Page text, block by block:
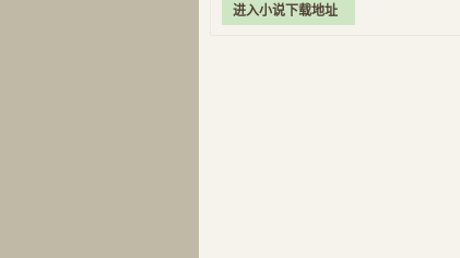
进入小说下载地址